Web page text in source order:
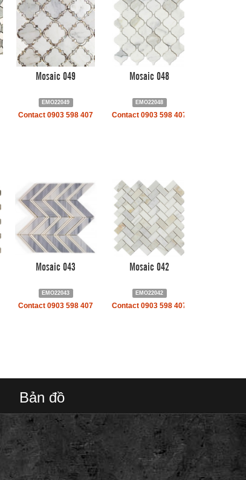
Mosaic 049
EMO22049
Contact 0903 598 407
Mosaic 048
EMO22048
Contact 0903 598 407
Mosaic 043
EMO22043
Contact 0903 598 407
Mosaic 042
EMO22042
Contact 0903 598 407
Bản đồ